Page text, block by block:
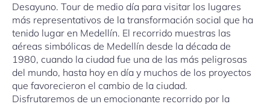
Desayuno. Tour de medio día para visitar los lugares
más representativos de la transformación social que ha
tenido lugar en Medellín. El recorrido muestras las
aéreas simbólicas de Medellín desde la década de
1980, cuando la ciudad fue una de las más peligrosas
del mundo, hasta hoy en día y muchos de los proyectos
que favorecieron el cambio de la ciudad.
Disfrutaremos de un emocionante recorrido por la